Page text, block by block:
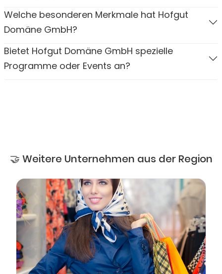
Welche besonderen Merkmale hat Hofgut
Domäne GmbH?
Bietet Hofgut Domäne GmbH spezielle
Programme oder Events an?
🤝 Weitere Unternehmen aus der Region